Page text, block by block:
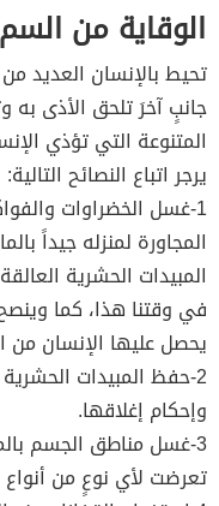
الوقاية من السم
تحيط بالإنسان العديد
جانبٍ آخرَ تلحق الأذى به
المتنوعة التي تؤذي
يرجر اتباع النصائح التالية:
1-غسل الخضراوات
المجاورة لمنزله جيداً
المبيدات الحشرية
في وقتنا هذا، كما
يحصل عليها الإنسان من
2-حفظ المبيدات
وإحكام إغلاقها.
3-غسل مناطق الجسم
تعرضت لأي نوعٍ من أنواع